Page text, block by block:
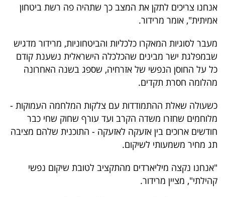
אנחנו צריכים לתקן את המצב כך שתהיה פה רשת ביטחון
אמיתית", אומר מרידור.
מעבר לסוגיות המאקרו כלכליות והביטחוניות, מרידור מדגיש
שבמפלגת ישר מבינים שהכלכלה הישראלית נשענת קודם
כל על החוסן הנפשי של אזרחיה, שספג בשנה האחרונה
מהלומה חסרת תקדים.
כשעולה שאלת ההתמודדות עם צלקות המלחמה העמוקות -
מלוחמים שחזרו משדה הקרב ועד עורף שחוק שחי כבר
חודשים ארוכים בין אזעקה לאזעקה - התוכנית שלהם מציבה
תג מחיר משמעותי לשיקום.
"אנחנו נקצה מיליארדים מהתקציב לטובת שיקום נפשי
קהילתי", מציין מרידור.